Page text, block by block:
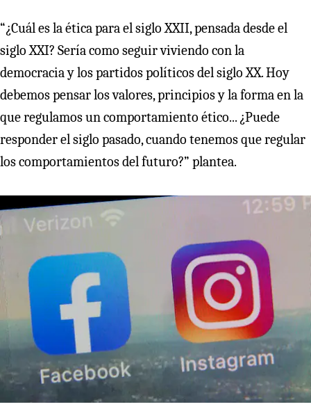
“¿Cuál es la ética para el siglo XXII, pensada desde el
siglo XXI? Sería como seguir viviendo con la
democracia y los partidos políticos del siglo XX. Hoy
debemos pensar los valores, principios y la forma en la
que regulamos un comportamiento ético... ¿Puede
responder el siglo pasado, cuando tenemos que regular
los comportamientos del futuro?” plantea.